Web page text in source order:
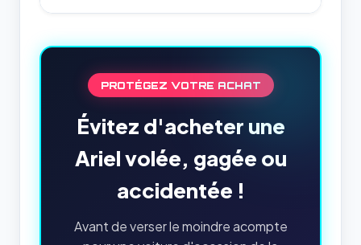
PROTÉGEZ VOTRE ACHAT
Évitez d'acheter une
Ariel volée, gagée ou
accidentée !
Avant de verser le moindre acompte